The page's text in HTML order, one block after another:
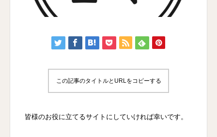
この記事のタイトルとURLをコピーする
皆様のお役に立てるサイトにしていければ幸いです。